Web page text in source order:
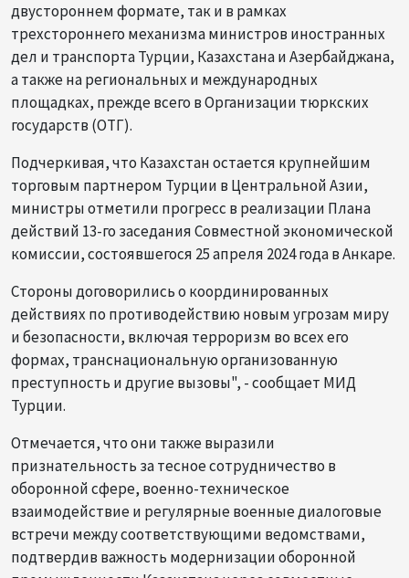
двустороннем формате, так и в рамках
трехстороннего механизма министров иностранных
дел и транспорта Турции, Казахстана и Азербайджана,
а также на региональных и международных
площадках, прежде всего в Организации тюркских
государств (ОТГ).
Подчеркивая, что Казахстан остается крупнейшим
торговым партнером Турции в Центральной Азии,
министры отметили прогресс в реализации Плана
действий 13-го заседания Совместной экономической
комиссии, состоявшегося 25 апреля 2024 года в Анкаре.
Стороны договорились о координированных
действиях по противодействию новым угрозам миру
и безопасности, включая терроризм во всех его
формах, транснациональную организованную
преступность и другие вызовы", - сообщает МИД
Турции.
Отмечается, что они также выразили
признательность за тесное сотрудничество в
оборонной сфере, военно-техническое
взаимодействие и регулярные военные диалоговые
встречи между соответствующими ведомствами,
подтвердив важность модернизации оборонной